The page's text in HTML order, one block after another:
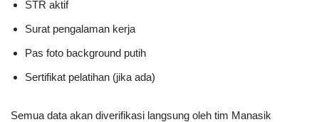
STR aktif
Surat pengalaman kerja
Pas foto background putih
Sertifikat pelatihan (jika ada)
Semua data akan diverifikasi langsung oleh tim Manasik